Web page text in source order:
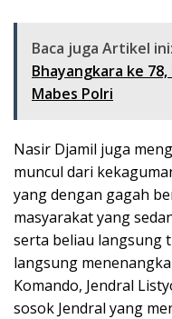
Baca juga Artikel ini:
Bhayangkara ke
Mabes Polri
Nasir Djamil juga
muncul dari
yang dengan gagah
masyarakat yang
serta beliau langsung
langsung
Komando, Jendral
sosok Jendral yang